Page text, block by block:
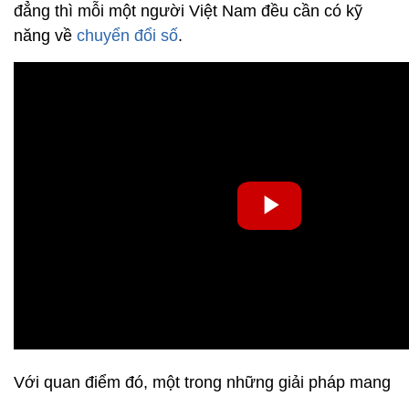
đẳng thì mỗi một người Việt Nam đều cần có kỹ
năng về chuyển đổi số.
Với quan điểm đó, một trong những giải pháp mang